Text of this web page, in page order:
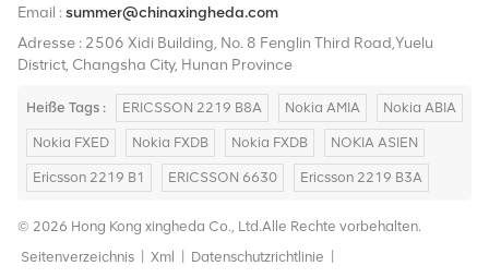
Email :summer@chinaxingheda.com
Adresse : 2506 Xidi Building, No. 8 Fenglin Third Road,Yuelu
District, Changsha City, Hunan Province
Heiße Tags : ERICSSON 2219 B8A Nokia AMIA Nokia ABIA
Nokia FXED Nokia FXDB Nokia FXDB NOKIA ASIEN
Ericsson 2219 B1 ERICSSON 6630 Ericsson 2219 B3A
© 2026 Hong Kong xingheda Co., Ltd.Alle Rechte vorbehalten.
Seitenverzeichnis
Xml Datenschutzrichtlinie